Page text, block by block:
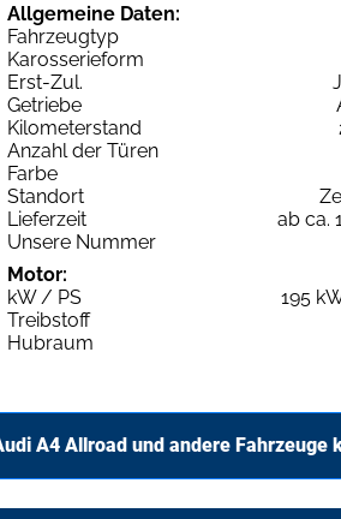
Allgemeine Daten:
Fahrzeugtyp
Karosserieform
Erst-Zul.
Getriebe
Kilometerstand
Anzahl der Türen
Farbe
Standort
Lieferzeit
ab ca.
Unsere Nummer
Motor:
kW / PS
195
Treibstoff
Hubraum
A4 Allroad und andere Fahrzeuge